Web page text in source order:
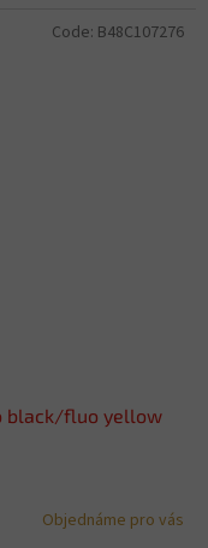
black/fluo yellow
Objednáme pro vás
Code: B48C107276